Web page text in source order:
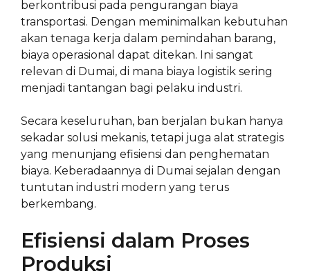
berkontribusi pada pengurangan biaya
transportasi. Dengan meminimalkan kebutuhan
akan tenaga kerja dalam pemindahan barang,
biaya operasional dapat ditekan. Ini sangat
relevan di Dumai, di mana biaya logistik sering
menjadi tantangan bagi pelaku industri.
Secara keseluruhan, ban berjalan bukan hanya
sekadar solusi mekanis, tetapi juga alat strategis
yang menunjang efisiensi dan penghematan
biaya. Keberadaannya di Dumai sejalan dengan
tuntutan industri modern yang terus
berkembang.
Efisiensi dalam Proses
Produksi